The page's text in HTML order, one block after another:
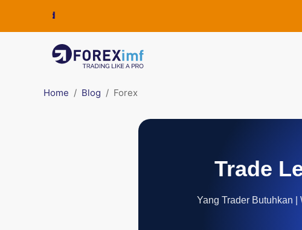
Home Blog Forex
Trade
Yang Trader Butuhkan